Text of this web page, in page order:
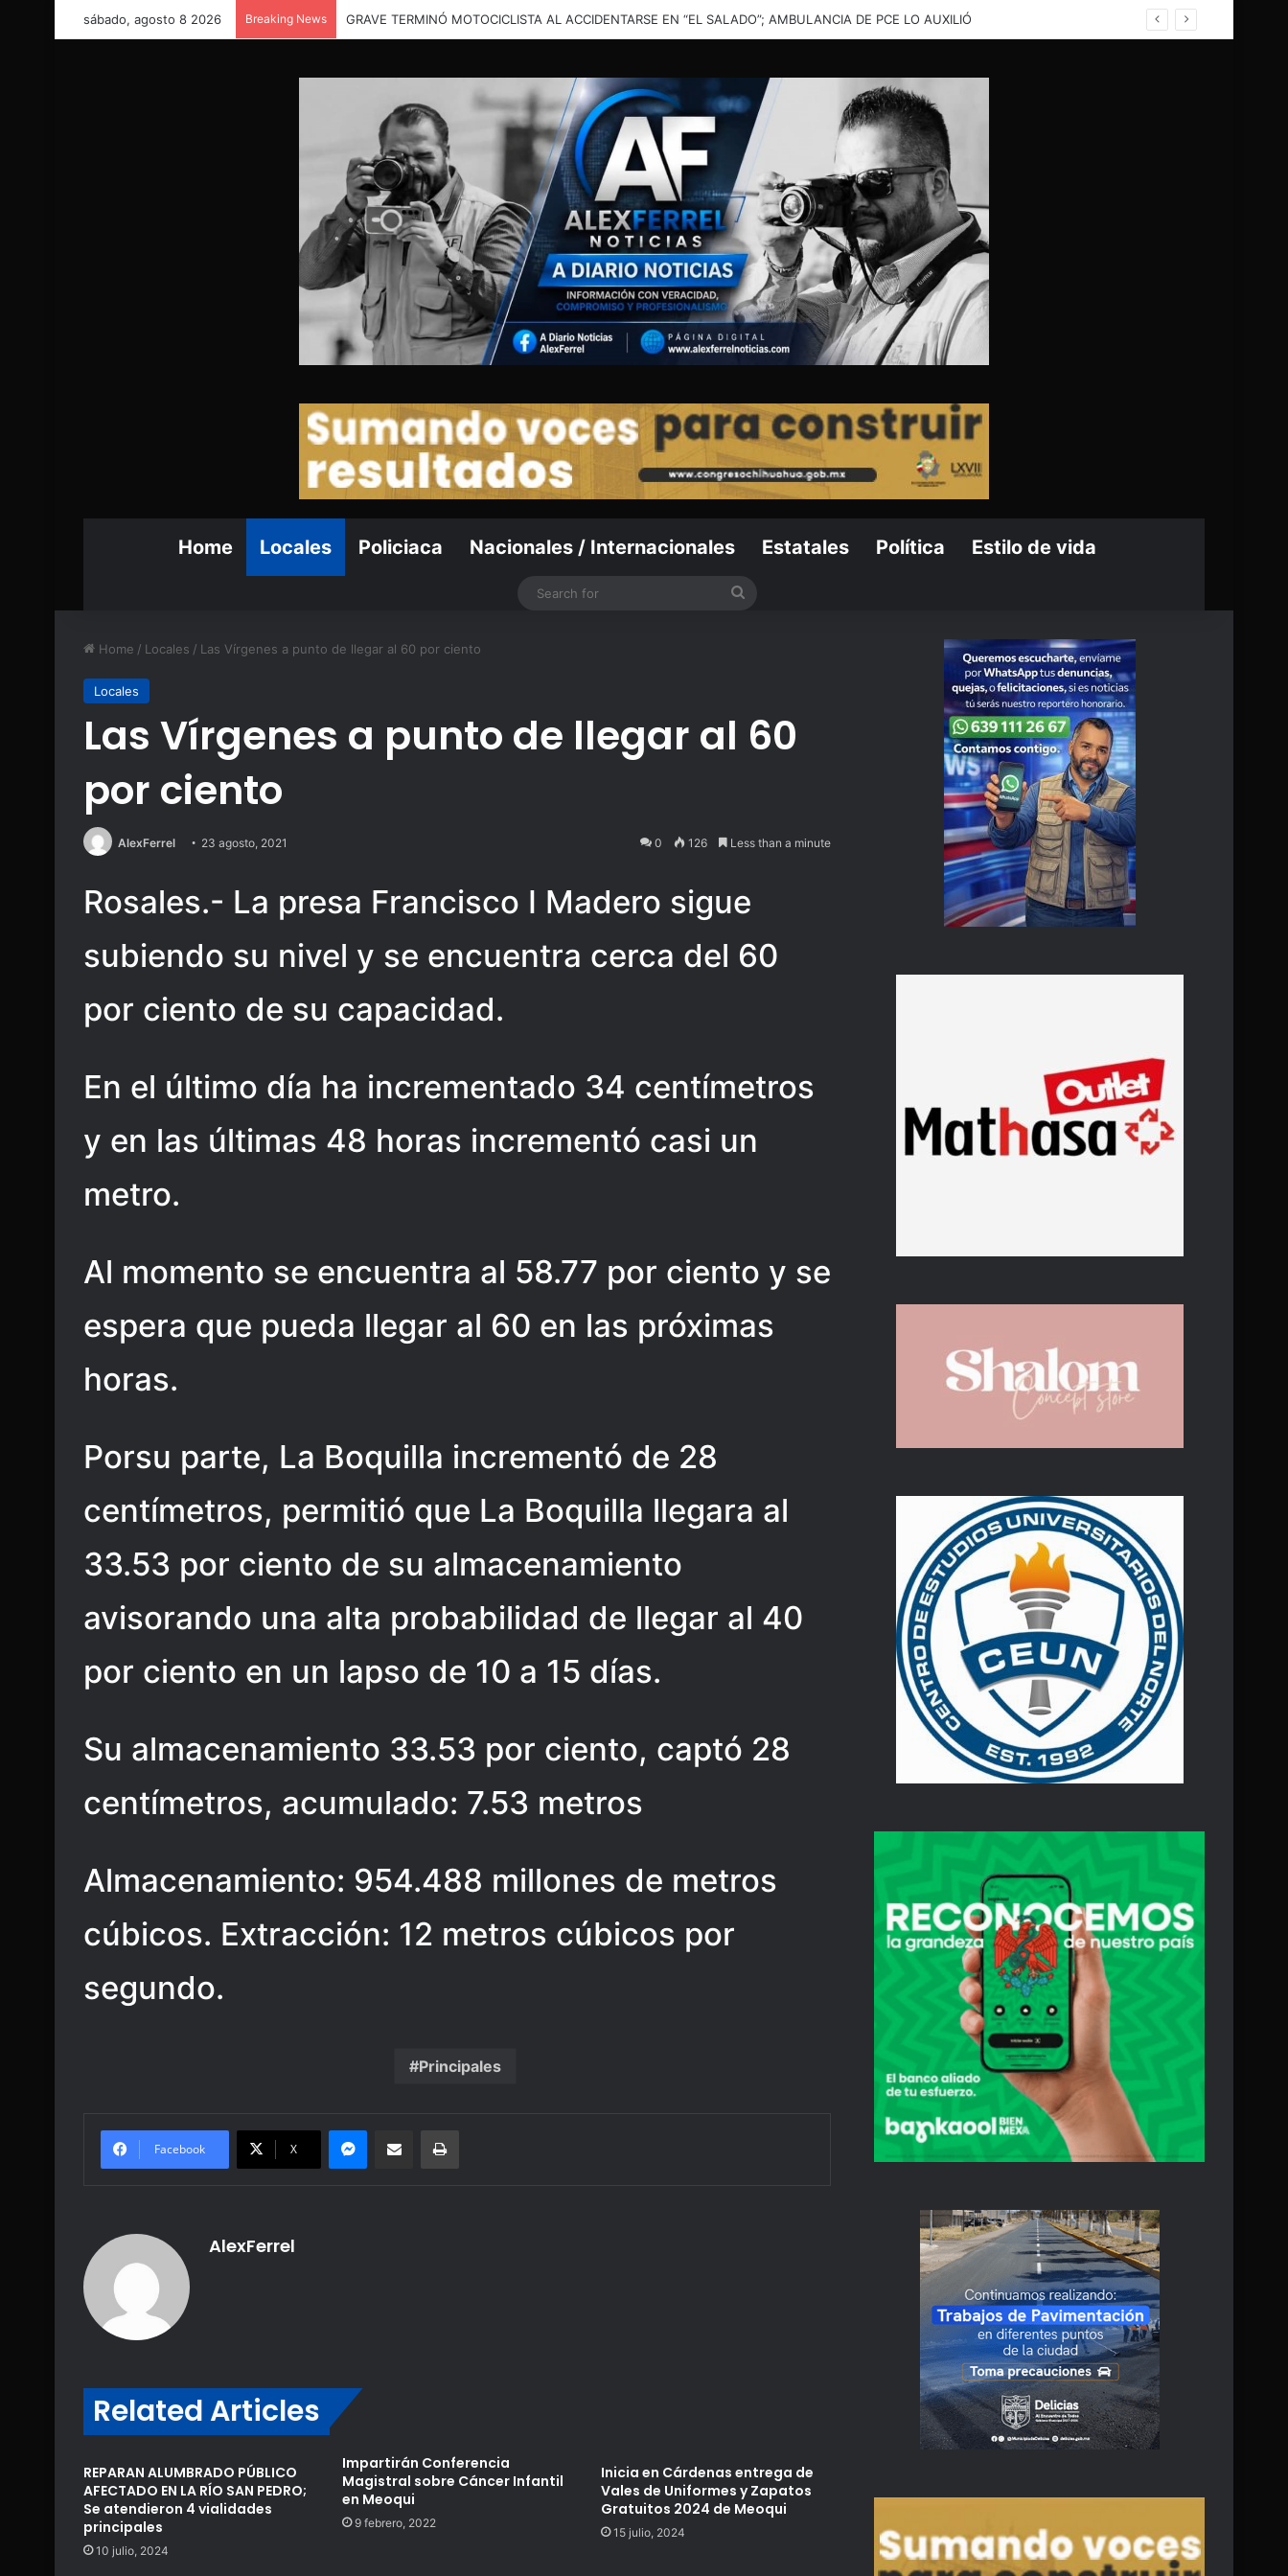
sábado, agosto 8 2026 Breaking News “Necesitamos una solución”: vecinos denuncian inundaciones en calles de Santa Catarina; PC evalua problema para buscar solución
Home Locales Policiaca Nacionales / Internacionales Estatales Política Estilo de vida
Search
Home / Locales / Las Vírgenes a punto de llegar al 60 por ciento
Locales
Las Vírgenes a punto de llegar al 60
por ciento
AlexFerrel 23 agosto, 2021 0 126 Less than a minute
Rosales.- La presa Francisco I Madero sigue
subiendo su nivel y se encuentra cerca del 60
por ciento de su capacidad.
En el último día ha incrementado 34 centímetros
y en las últimas 48 horas incrementó casi un
metro.
Al momento se encuentra al 58.77 por ciento y se
espera que pueda llegar al 60 en las próximas
horas.
Porsu parte, La Boquilla incrementó de 28
centímetros, permitió que La Boquilla llegara al
33.53 por ciento de su almacenamiento
avisorando una alta probabilidad de llegar al 40
por ciento en un lapso de 10 a 15 días.
Su almacenamiento 33.53 por ciento, captó 28
centímetros, acumulado: 7.53 metros
Almacenamiento: 954.488 millones de metros
cúbicos. Extracción: 12 metros cúbicos por
segundo.
Principales
Facebook X
Messenger
Share via Email Print
AlexFerrel
Related Articles
REPARAN ALUMBRADO PÚBLICO
AFECTADO EN LA RÍO SAN PEDRO;
Se atendieron 4 vialidades
principales
10 julio, 2024
Impartirán Conferencia
Magistral sobre Cáncer Infantil
en Meoqui
9 febrero, 2022
Inicia en Cárdenas entrega de
Vales de Uniformes y Zapatos
Gratuitos 2024 de Meoqui
15 julio, 2024